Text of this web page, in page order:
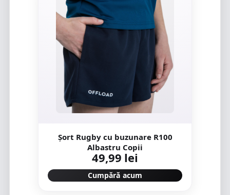
Șort Rugby cu buzunare R100
Albastru Copii
49,99 lei
Cumpără acum